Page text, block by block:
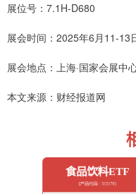
展位号：7.1H-D680
展会时间：2025年6月11-13
展会地点：上海·国家会展中
本文来源：财经报道网